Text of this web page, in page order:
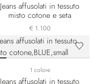
Jeans affusolati in tessuto
misto cotone e seta
€ 1.100
1 colore
Jeans affusolati in tessuto